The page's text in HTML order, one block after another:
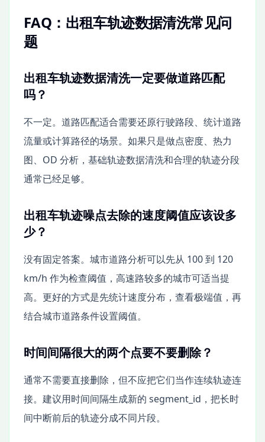
FAQ：出租车轨迹数据清洗常见问
题
出租车轨迹数据清洗一定要做道路匹配
吗？
不一定。道路匹配适合需要还原行驶路段、统计道路
流量或计算路径的场景。如果只是做点密度、热力
图、OD 分析，基础轨迹数据清洗和合理的轨迹分段
通常已经足够。
出租车轨迹噪点去除的速度阈值应该设多
少？
没有固定答案。城市道路分析可以先从 100 到 120
km/h 作为检查阈值，高速路较多的城市可适当提
高。更好的方式是先统计速度分布，查看极端值，再
结合城市道路条件设置阈值。
时间间隔很大的两个点要不要删除？
通常不需要直接删除，但不应把它们当作连续轨迹连
接。建议用时间间隔生成新的 segment_id，把长时
间中断前后的轨迹分成不同片段。